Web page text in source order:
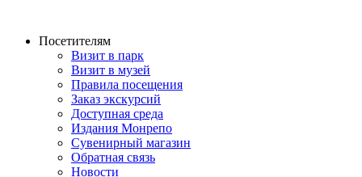
содержимому
Посетителям
Визит в парк
Визит в музей
Правила посещения
Заказ экскурсий
Доступная среда
Издания Монрепо
Сувенирный магазин
Обратная связь
Новости